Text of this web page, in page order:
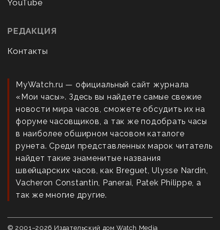
YouTube
РЕДАКЦИЯ
Контакты
MyWatch.ru — официальный сайт журнала
«Мои часы». Здесь вы найдете самые свежие
новости мира часов, сможете обсудить их на
форуме часовщиков, а так же подобрать часы
в наиболее обширном часовом каталоге
рунета. Среди представленных марок читатель
найдет такие знаменитые названия
швейцарских часов, как Breguet, Ulysse Nardin,
Vacheron Constantin, Panerai, Patek Philippe, а
так же многие другие.
© 2001–2026 Издательский дом Watch Media